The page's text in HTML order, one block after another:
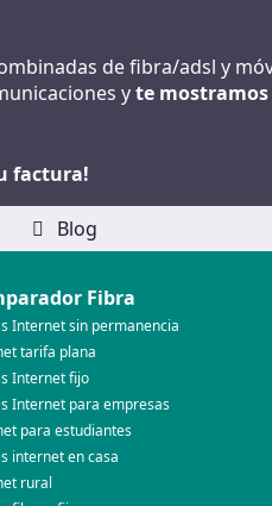
de fibra/adsl y
yte mostramos
factura!
Blog
Fibra
Internet sin permanencia
tarifa plana
Internet fijo
Internet para empresas
para estudiantes
internet en casa
rural